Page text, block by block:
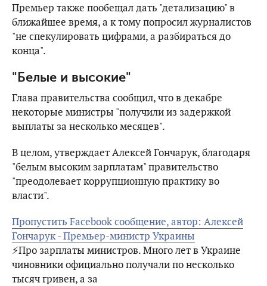
Премьер также пообещал дать "детализацию" в
ближайшее время, а к тому попросил журналистов
"не спекулировать цифрами, а разбираться до
конца".
"Белые и высокие"
Глава правительства сообщил, что в декабре
некоторые министры "получили из задержкой
выплаты за несколько месяцев".
В целом, утверждает Алексей Гончарук, благодаря
"белым высоким зарплатам" правительство
"преодолевает коррупционную практику во
власти".
Пропустить Facebook сообщение, автор: Алексей
Гончарук - Премьер-министр Украины
⚡️Про зарплаты министров. Много лет в Украине
чиновники официально получали по несколько
тысяч гривен, а за